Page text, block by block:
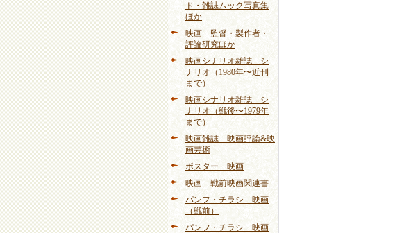
ド・雑誌ムック写真集
ほか
映画 監督・製作者・
評論研究ほか
映画シナリオ雑誌 シ
ナリオ（1980年〜近刊
まで）
映画シナリオ雑誌 シ
ナリオ（戦後〜1979年
まで）
映画雑誌 映画評論&映
画芸術
ポスター 映画
映画 戦前映画関連書
パンフ・チラシ 映画
（戦前）
パンフ・チラシ 映画